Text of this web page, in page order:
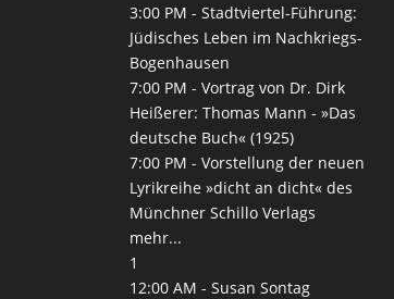
3:00 PM -Stadtviertel-Führung:
Jüdisches Leben im Nachkriegs-
Bogenhausen
7:00 PM -Vortrag von Dr. Dirk
Heißerer: Thomas Mann - »Das
deutsche Buch« (1925)
7:00 PM -Vorstellung der neuen
Lyrikreihe »dicht an dicht« des
Münchner Schillo Verlags
mehr...
1
12:00 AM -Susan Sontag